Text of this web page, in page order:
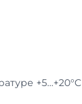
+5…+20°C